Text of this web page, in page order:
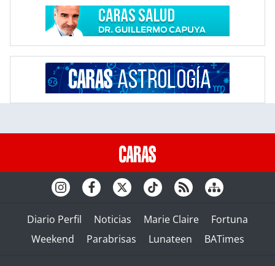
Diario Perfil Noticias Marie Claire
Fortuna
Weekend
Parabrisas Lunateen BATimes